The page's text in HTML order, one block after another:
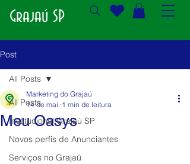
Grajaú SP
Post
All Posts
Institucional Grajaú SP
Novos perfis de Anunciantes
Serviços no Grajaú
All Posts
Meu Oasys
Marketing do Grajaú
14 de mai. 1 min de leitura